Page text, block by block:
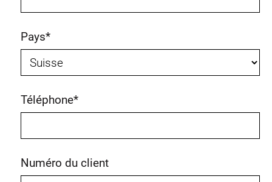
Pays*
Téléphone*
Numéro du client